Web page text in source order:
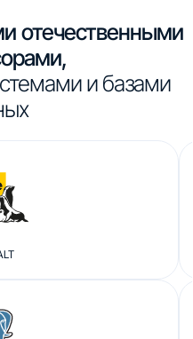
отечественными
и базами